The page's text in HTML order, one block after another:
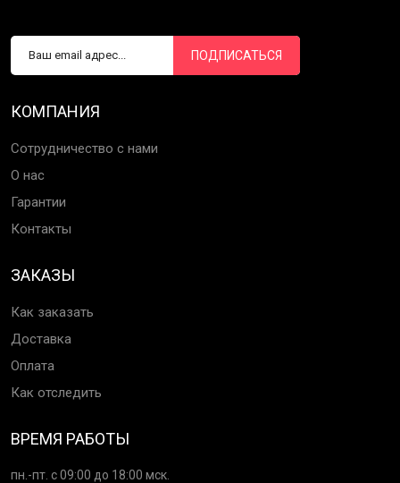
ПОДПИСАТЬСЯ
КОМПАНИЯ
Сотрудничество с нами
О нас
Гарантии
Контакты
ЗАКАЗЫ
Как заказать
Доставка
Оплата
Как отследить
ВРЕМЯ РАБОТЫ
пн.-пт. с 09:00 до 18:00 мск.